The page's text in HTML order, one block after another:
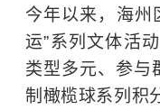
今年以来，海州
运”系列文体活
类型多元、参与
制橄榄球系列积